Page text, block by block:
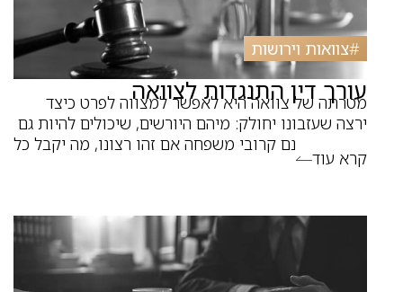
#צוואות וירושות
עורך דין התנגדות לצוואה
מטרתה של צוואה היא לאפשר למצווה לפרט כיצד
ירצה שעזבונו יחולק: מיהם היורשים, שיכולים להיות גם
אנשים שאינם קרובי משפחה אם זהו רצונו, מה יקבל כל
קרא עוד